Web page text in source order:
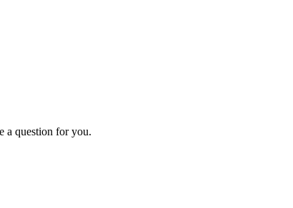
a question for you.